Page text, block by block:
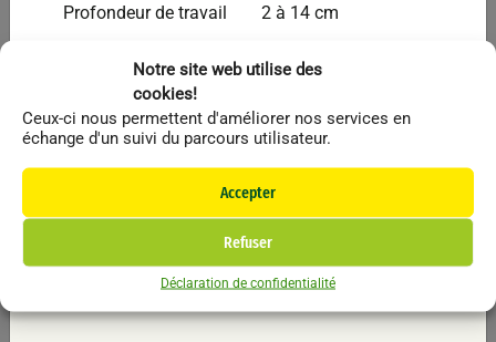
Notre site web utilise des
cookies!
Ceux-ci nous permettent d'améliorer nos services en
échange d'un suivi du parcours utilisateur.
Accepter
Refuser
Déclaration de confidentialité
Déchaumeur Cultivateur BEDNAR FENIX FN3000
Profondeur de travail
2 à 14 cm
recommandée
Poids 950 à 3900 kg